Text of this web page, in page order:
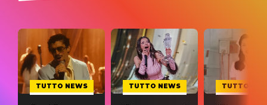
TUTTO NEWS TUTTO NEWS TUTTO